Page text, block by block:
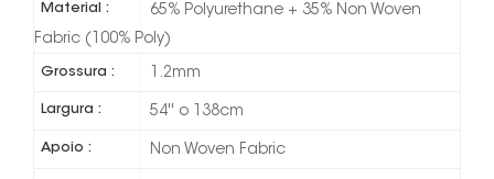
Material :
65% Polyurethane + 35% Non Woven
Fabric (100% Poly)
Grossura : 1.2mm
Largura : 54'' o 138cm
Apoio : Non Woven Fabric